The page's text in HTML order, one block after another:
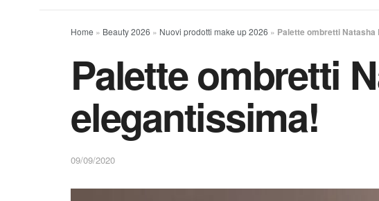
Home » Beauty 2026 » Nuovi prodotti make up 2026 » Palette ombretti
Palette ombretti
elegantissima!
09/09/2020